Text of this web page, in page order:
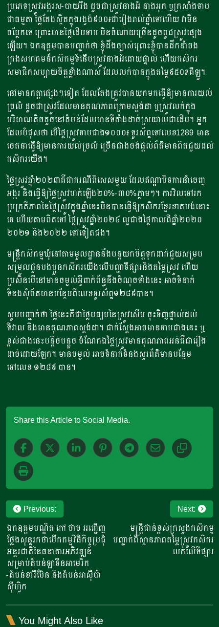
ប្រភេទស្រូវអង្ករស-បាយរឹង ដូចជាស្រូវនាងអំ នាងអុក ឬក្រសាំងទាប
ជាធម្មតា ថ្លៃតែងស្ថិតក្នុងរង្វង់៩០០៛ជារៀងរាល់ឆ្នាំទៅហើយ វាមិន
ចម្លែកទេ ព្រោះមានថ្លៃដើមទាប មិនចំណាយច្រើនដូចពូជស្រូវផ្សេង
ឡើយ។ ឯកឧត្តមបាន​បញ្ជាក់ថា ខ្ញុំដឹងច្បាស់ព្រោះខ្ញុំបានដឹកនាំចង
ក្រងសហគមន៍កសិកម្មទំនើបស្រូវនាងអំដោយផ្ទាល់ ហើយកសិករ
សមាជិកសប្បាយចិត្តខ្លាំងណាស់ ដែលលក់បានក្នុងតម្លៃ៩៥០៛/គីឡូ។
នៅមានកត្តាផ្សេងៗទៀត ដែលតែងត្រូវបានយកមកធ្វើឱ្យមានការយល់
ច្រលំ ដូចជាស្រូវដែលមានគុណភាពក្រោមស្តង់ដា ឬស្រូវលក់ក្នុង
បរិមាណតិចតួចនៅតំបន់ដែលមានទីតាំងដាច់ស្រយាលជាដើម។ អ្នក
ដែលបំផុសថា បើថ្លៃស្រូវទាបជាង១០០០៛ ទូរស័ព្ទទៅលេខ1289 មាន
ចេតនាធ្វើឱ្យមានការយល់ច្រលំ ច្រើនជាងចង់ផ្តល់ព័ត៌មានពិតជួយដល់
កសិករយើង។
ថ្លៃស្រូវឆ្នាំ២០២៣គឺជាករណីពិសេសមួយ ដែលឥណ្ឌាបិទការនាំចេញ
អង្ករ និងធ្វើឱ្យថ្លៃស្រូវហក់ឡើង២០%-៣០%ភ្លាមៗ។ ការវិលទៅរក
ប្រក្រតីភាពនៃថ្លៃស្រូវក្នុងឆ្នាំនេះមិនបានធ្វើឱ្យកសិករខ្មែរខាតបង់នោះ
ទេ ហើយតាមពិតទៅ ថ្លៃស្រូវឆ្នាំ២០២៤ ល្អជាងថ្លៃកាលពីឆ្នាំ២០២០
២០២១ និង២០២២ ទៅទៀតផង។
មន្រ្តីកសិកម្មឃុំនៅតាមមូលដ្ឋាននឹងបន្តយកចិត្តទុកដាក់ជួយសម្រប
សម្រួលជូនបងប្អូនកសិករយើងលើបញ្ហាទីផ្សារនិងតម្លៃស្រូវ ហើយ
ប្រសិនបើនៅមានចម្ងល់អ្វីពាក់ព័ន្ធនឹងចំណុចទាំងនេះ អាចទំនាក់
ទំនងសុំព័តមានបន្ថែមពីលេខទូរស័ព្ទ១២៨៩បាន។
សូមបញ្ជាក់ថា ថ្លៃនេះគឺជាថ្លៃមធ្យមនៃស្រូវសើម ចុះទិញផ្ទាល់ដល់
ទីវាល និងមានគុណភាពស្តង់ដា។ ជាក់ស្តែងអាចមានទាបជាងនេះ ឬ
ខ្ពស់ជាងនេះបន្តិចបន្តួច ចំណែកឯថ្លៃស្រូវមានគុណភាពអន់គឺជារឿង
ដាច់ដោយឡែក។ មានចម្ងល់ អាចទំនាក់ទំនងសួរព័ត៌មានបន្ថែម
ទៅលេខ ១២៨៩ បាន។
Share this Article to Social Media.
Post
navigation
Previous:
ឯកឧត្តមបណ្ឌិត កៅ ថាច អញ្ជើញ
ថ្លែងសុន្ទរកថាបើកកម្មវិធីកិច្ចប្រជុំ
អន្តរជាតិនៃធនាគារអភិវឌ្ឍន៍
សម្រាប់តំបន់ឡាទីនអាមេរិក
-តំបន់ខារីប៊ែន និងតំបន់អាស៊ីប៉ា
ស៊ីហ្វិក
Next:
មន្រ្តីជាន់ខ្ពស់ក្រសួងកសិកម្ម
បញ្ជាក់ពីស្ថានភាពតម្លៃស្រូវកសិករ
លក់លើទីផ្សារ
You Might Also Like